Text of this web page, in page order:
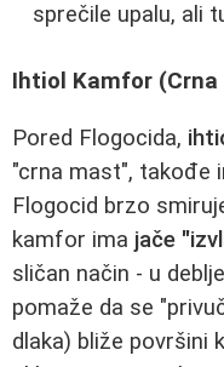
sprečile upalu, ali
Ihtiol Kamfor (Crna
Pored Flogocida,
"crna mast", takođe
Flogocid brzo
kamfor ima jače
sličan način - u
pomaže da se
dlaka) bliže površini